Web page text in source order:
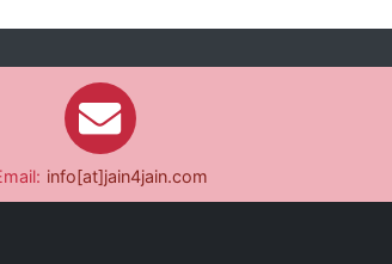
info[at]jain4jain.com